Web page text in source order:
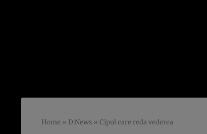
Home » D:News » Cipul care reda vederea